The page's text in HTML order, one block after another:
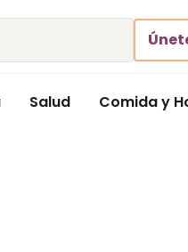
Salud Comida y